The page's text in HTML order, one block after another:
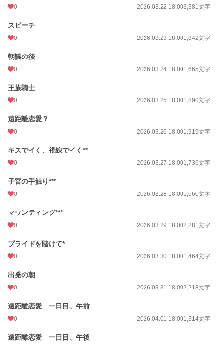
0 2026.03.22 18:003,381文字
スピーチ
0 2026.03.23 18:001,842文字
朝議の後
0 2026.03.24 18:001,665文字
王族騎士
0 2026.03.25 18:001,890文字
遠距離恋愛？
0 2026.03.26 18:001,919文字
キスでイく、視線でイく**
0 2026.03.27 18:001,736文字
子宮の手触り***
0 2026.03.28 18:001,660文字
マウンティング***
0 2026.03.29 18:002,281文字
プライドを賭けて*
0 2026.03.30 18:001,464文字
出発の朝
0 2026.03.31 18:002,218文字
遠距離恋愛 一日目、午前
0 2026.04.01 18:001,314文字
遠距離恋愛 一日目、午後